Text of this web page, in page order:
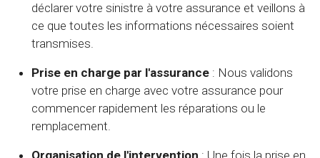
déclarer votre sinistre à votre assurance et veillons à
ce que toutes les informations nécessaires soient
transmises.
Prise en charge par l'assurance : Nous validons
votre prise en charge avec votre assurance pour
commencer rapidement les réparations ou le
remplacement.